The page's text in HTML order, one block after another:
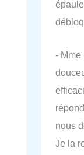
- Mme
nous
Je la